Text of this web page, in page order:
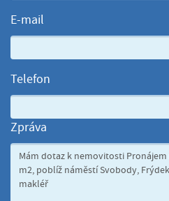
E-mail
Telefon
Zpráva